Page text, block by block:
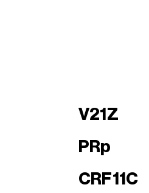
V21Z
PRp
CRF11C